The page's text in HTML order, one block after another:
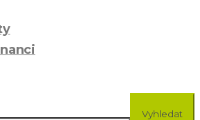
Vyhledat